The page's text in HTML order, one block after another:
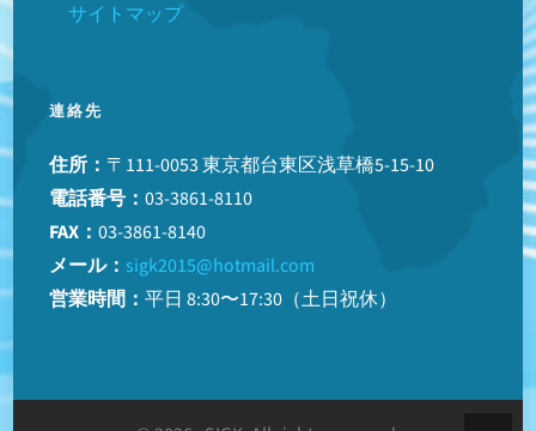
サイトマップ
連絡先
住所： 〒111-0053 東京都台東区浅草橋5-15-10
電話番号：03-3861-8110
FAX：03-3861-8140
メール： sigk2015@hotmail.com
営業時間：平日 8:30〜17:30（土日祝休）